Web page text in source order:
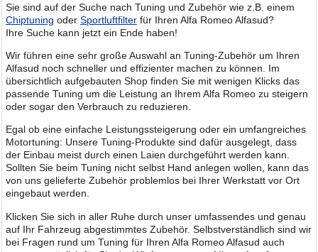
Sie sind auf der Suche nach Tuning und Zubehör wie z.B. einem
Chiptuning oder Sportluftfilter für Ihren Alfa Romeo Alfasud?
Ihre Suche kann jetzt ein Ende haben!
Wir führen eine sehr große Auswahl an Tuning-Zubehör um Ihren
Alfasud noch schneller und effizienter machen zu können. Im
übersichtlich aufgebauten Shop finden Sie mit wenigen Klicks das
passende Tuning um die Leistung an Ihrem Alfa Romeo zu steigern
oder sogar den Verbrauch zu reduzieren.
Egal ob eine einfache Leistungssteigerung oder ein umfangreiches
Motortuning: Unsere Tuning-Produkte sind dafür ausgelegt, dass
der Einbau meist durch einen Laien durchgeführt werden kann.
Sollten Sie beim Tuning nicht selbst Hand anlegen wollen, kann das
von uns gelieferte Zubehör problemlos bei Ihrer Werkstatt vor Ort
eingebaut werden.
Klicken Sie sich in aller Ruhe durch unser umfassendes und genau
auf Ihr Fahrzeug abgestimmtes Zubehör. Selbstverständlich sind wir
bei Fragen rund um Tuning für Ihren Alfa Romeo Alfasud auch